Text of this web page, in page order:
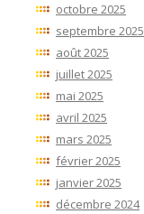
octobre 2025
septembre 2025
août 2025
juillet 2025
mai 2025
avril 2025
mars 2025
février 2025
janvier 2025
décembre 2024